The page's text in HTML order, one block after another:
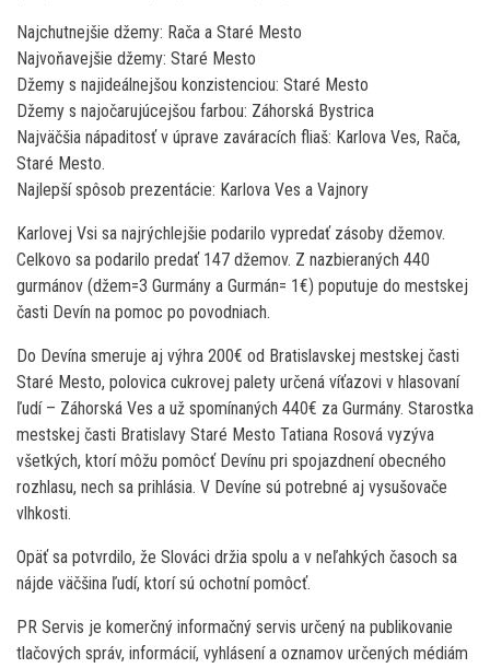
Najchutnejšie džemy: Rača a Staré Mesto
Najvoňavejšie džemy: Staré Mesto
Džemy s najideálnejšou konzistenciou: Staré Mesto
Džemy s najočarujúcejšou farbou: Záhorská Bystrica
Najväčšia nápaditosť v úprave zaváracích fliaš: Karlova Ves, Rača,
Staré Mesto.
Najlepší spôsob prezentácie: Karlova Ves a Vajnory
Karlovej Vsi sa najrýchlejšie podarilo vypredať zásoby džemov.
Celkovo sa podarilo predať 147 džemov. Z nazbieraných 440
gurmánov (džem=3 Gurmány a Gurmán= 1€) poputuje do mestskej
časti Devín na pomoc po povodniach.
Do Devína smeruje aj výhra 200€ od Bratislavskej mestskej časti
Staré Mesto, polovica cukrovej palety určená víťazovi v hlasovaní
ľudí – Záhorská Ves a už spomínaných 440€ za Gurmány. Starostka
mestskej časti Bratislavy Staré Mesto Tatiana Rosová vyzýva
všetkých, ktorí môžu pomôcť Devínu pri spojazdnení obecného
rozhlasu, nech sa prihlásia. V Devíne sú potrebné aj vysušovače
vlhkosti.
Opäť sa potvrdilo, že Slováci držia spolu a v neľahkých časoch sa
nájde väčšina ľudí, ktorí sú ochotní pomôcť.
PR Servis je komerčný informačný servis určený na publikovanie
tlačových správ, informácií, vyhlásení a oznamov určených médiám